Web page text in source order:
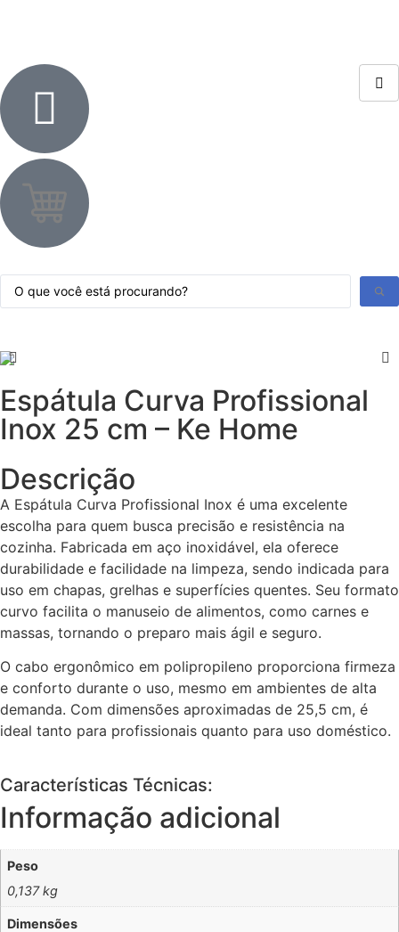
Espátula Curva Profissional
Inox 25 cm – Ke Home
Descrição
A Espátula Curva Profissional Inox é uma excelente
escolha para quem busca precisão e resistência na
cozinha. Fabricada em aço inoxidável, ela oferece
durabilidade e facilidade na limpeza, sendo indicada para
uso em chapas, grelhas e superfícies quentes. Seu formato
curvo facilita o manuseio de alimentos, como carnes e
massas, tornando o preparo mais ágil e seguro.
O cabo ergonômico em polipropileno proporciona firmeza
e conforto durante o uso, mesmo em ambientes de alta
demanda. Com dimensões aproximadas de 25,5 cm, é
ideal tanto para profissionais quanto para uso doméstico.
Características Técnicas:
Informação adicional
Peso
0,137 kg
Dimensões